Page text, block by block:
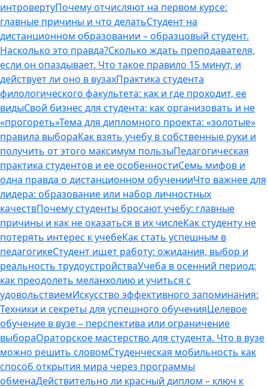
интровертуПочему отчисляют на первом курсе:
главные причины и что делатьСтудент на
дистанционном образовании – образцовый студент.
Насколько это правда?Сколько ждать преподавателя,
если он опаздывает. Что такое правило 15 минут, и
действует ли оно в вузахПрактика студента
филологического факультета: как и где проходит, ее
видыСвой бизнес для студента: как организовать и не
«прогореть»Тема для дипломного проекта: «золотые»
правила выбораКак взять учебу в собственные руки и
получить от этого максимум пользыПедагогическая
практика студентов и ее особенностиСемь мифов и
одна правда о дистанционном обученииЧто важнее для
лидера: образование или набор личностных
качествПочему студенты бросают учебу: главные
причины и как не оказаться в их числеКак студенту не
потерять интерес к учебеКак стать успешным в
педагогикеСтудент ищет работу: ожидания, выбор и
реальность трудоустройстваУчеба в осенний период:
как преодолеть меланхолию и учиться с
удовольствиемИскусство эффективного запоминания:
Техники и секреты для успешного обученияЦелевое
обучение в вузе – перспектива или ограничение
выбораОраторское мастерство для студента. Что в вузе
можно решить словомСтуденческая мобильность как
способ открытия мира через программы
обменаДействительно ли красный диплом – ключ к